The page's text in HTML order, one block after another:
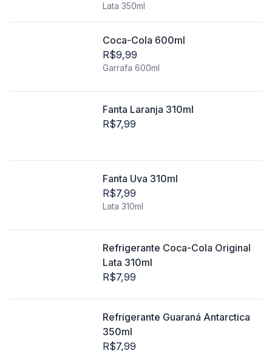
Lata 350ml
Coca-Cola 600ml
R$9,99
Garrafa 600ml
Fanta Laranja 310ml
R$7,99
Fanta Uva 310ml
R$7,99
Lata 310ml
Refrigerante Coca-Cola Original
Lata 310ml
R$7,99
Refrigerante Guaraná Antarctica
350ml
R$7,99